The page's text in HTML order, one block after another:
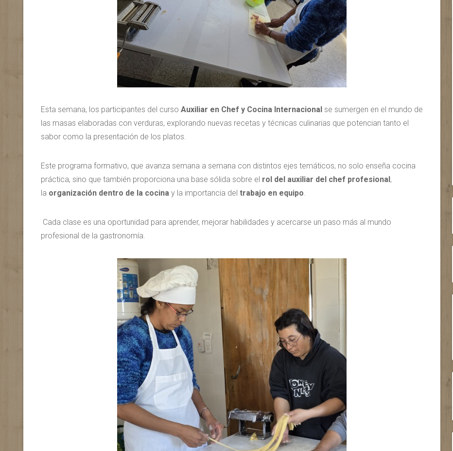
Esta semana, los participantes del curso Auxiliar en Chef y Cocina Internacional se sumergen en el mundo de
las masas elaboradas con verduras, explorando nuevas recetas y técnicas culinarias que potencian tanto el
sabor como la presentación de los platos.
Este programa formativo, que avanza semana a semana con distintos ejes temáticos, no solo enseña cocina
práctica, sino que también proporciona una base sólida sobre el rol del auxiliar del chef profesional,
la organización dentro de la cocina y la importancia del trabajo en equipo.
Cada clase es una oportunidad para aprender, mejorar habilidades y acercarse un paso más al mundo
profesional de la gastronomía.